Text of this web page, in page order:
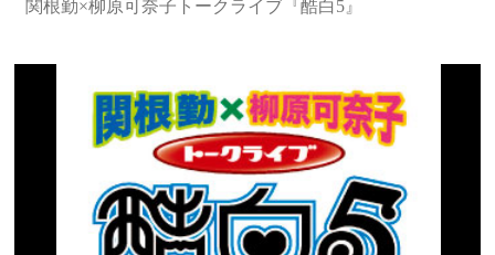
関根勤×柳原可奈子トークライブ『酷白5』